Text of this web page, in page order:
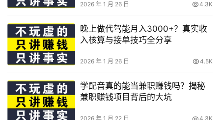
2026 年 1 月 26 日 4.3K
晚上做代驾能月入3000+？真实收
入核算与接单技巧全分享
2026 年 1 月 26 日 4.5K
学配音真的能当兼职赚钱吗？揭秘
兼职赚钱项目背后的大坑
2026 年 1 月 22 日 4.3K